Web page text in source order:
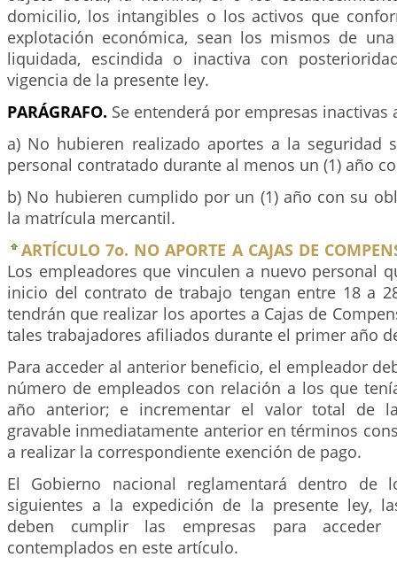
domicilio, los intangibles o los activos que
explotación económica, sean los mismos de
liquidada, escindida o inactiva con
vigencia de la presente ley.
PARÁGRAFO. Se entenderá por empresas inactivas
a) No hubieren realizado aportes a la seguridad
personal contratado durante al menos un (1) año
b) No hubieren cumplido por un (1) año con su
la matrícula mercantil.
ARTÍCULO 7o. NO APORTE A CAJAS DE
Los empleadores que vinculen a nuevo personal
inicio del contrato de trabajo tengan entre 18 a
tendrán que realizar los aportes a Cajas de
tales trabajadores afiliados durante el primer año
Para acceder al anterior beneficio, el empleador
número de empleados con relación a los que
año anterior; e incrementar el valor total de
gravable inmediatamente anterior en términos
a realizar la correspondiente exención de pago.
El Gobierno nacional reglamentará dentro de
siguientes a la expedición de la presente ley,
deben cumplir las empresas para
contemplados en este artículo.